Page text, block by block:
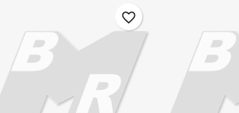
étoupes- Câble électrique et
connecteurs- MO prémontage en
nos locaux
favorite_border